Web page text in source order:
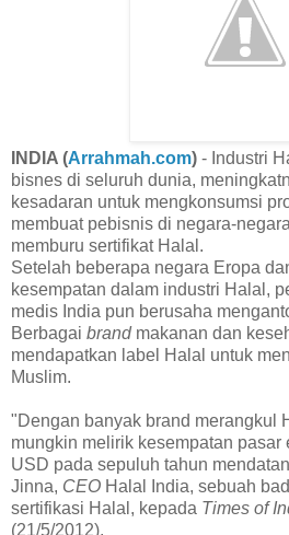
INDIA (Arrahmah.com) - Industri
bisnes di seluruh dunia,
kesadaran untuk mengkonsumsi
membuat pebisnis di negara-
memburu sertifikat Halal.
Setelah beberapa negara Eropa
kesempatan dalam industri Halal,
medis India pun berusaha
Berbagai brandmakanan dan
mendapatkan label Halal untuk
Muslim.
"Dengan banyak brand merangkul
mungkin melirik kesempatan pasar
USD pada sepuluh tahun
Jinna, CEO Halal India, sebuah
sertifikasi Halal, kepada Times of
(21/5/2012).